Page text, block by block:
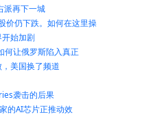
派再下一城
价仍下跌。如何在这里操
始加剧
何让俄罗斯陷入真正
美国换了频道
袭击的后果
的AI芯片正推动效